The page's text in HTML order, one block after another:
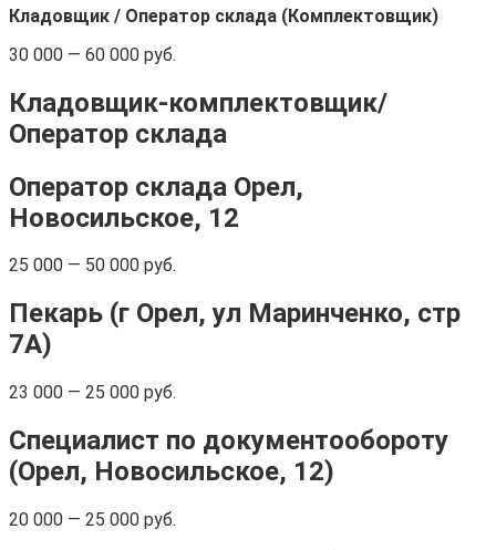
Кладовщик / Оператор склада (Комплектовщик)
30 000 — 60 000 руб.
Кладовщик-комплектовщик/
Оператор склада
Оператор склада Орел,
Новосильское, 12
25 000 — 50 000 руб.
Пекарь (г Орел, ул Маринченко, стр
7А)
23 000 — 25 000 руб.
Специалист по документообороту
(Орел, Новосильское, 12)
20 000 — 25 000 руб.